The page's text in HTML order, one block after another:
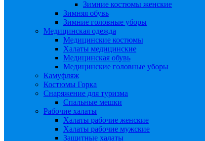
Зимние костюмы женские
Зимняя обувь
Зимние головные уборы
Медицинская одежда
Медицинские костюмы
Халаты медицинские
Медицинская обувь
Медицинские головные уборы
Камуфляж
Костюмы Горка
Снаряжение для туризма
Спальные мешки
Рабочие халаты
Халаты рабочие женские
Халаты рабочие мужские
Защитные халаты